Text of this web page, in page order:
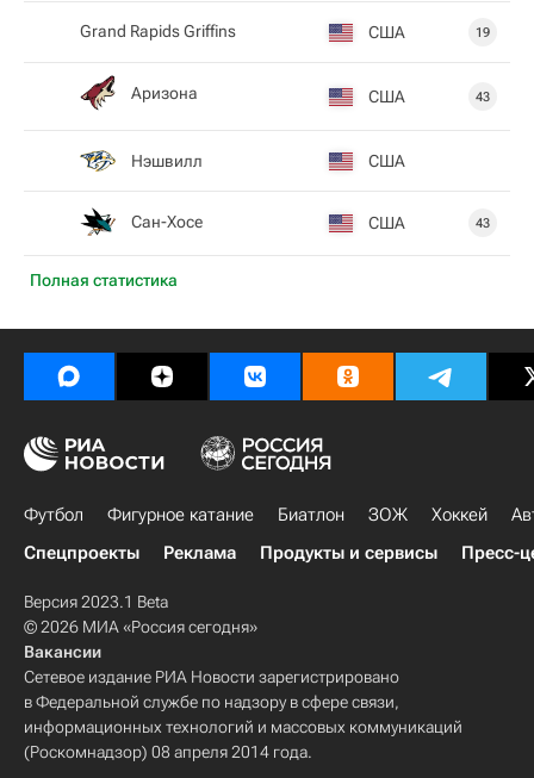
Полная статистика
Grand Rapids Griffins США 19
Аризона США 43
Нэшвилл США
Сан-Хосе США 43
Футбол Фигурное катание Биатлон ЗОЖ Хоккей
Спецпроекты
Реклама Продукты и сервисы Пресс-
Версия 2023.1 Beta
© 2026 МИА «Россия сегодня»
Вакансии
Сетевое издание РИА Новости зарегистрировано
в Федеральной службе по надзору в сфере связи,
информационных технологий и массовых коммуникаций
(Роскомнадзор) 08 апреля 2014 года.